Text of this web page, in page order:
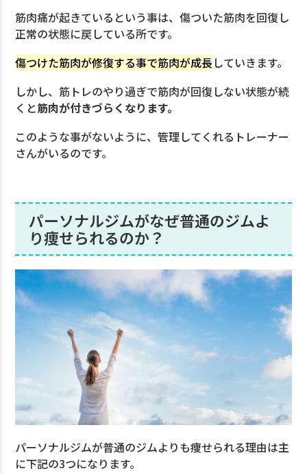
筋肉痛が起きているという事は、傷ついた筋肉を回復し
正常の状態に戻している所です。
傷つけた筋肉が修復する事で筋肉が成長していきます。
しかし、筋トレのやり過ぎで筋肉が回復しない状態が続
くと筋肉が付きづらくなります。
このような事がないように、管理してくれるトレーナー
さんがいるのです。
パーソナルジムがなぜ普通のジムよ
り痩せられるのか？
パーソナルジムが普通のジムよりも痩せられる理由は主
に下記の3つになります。